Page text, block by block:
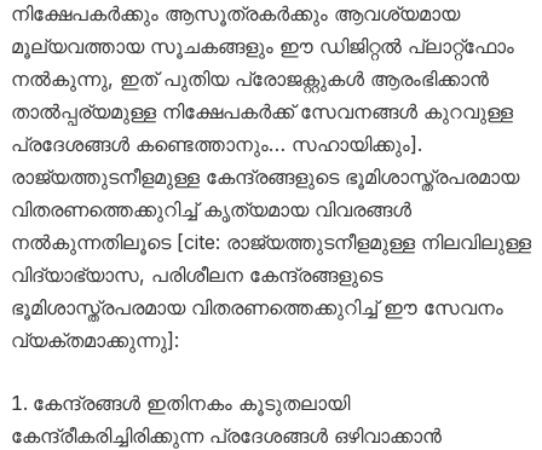
നിക്ഷേപകർക്കും ആസൂത്രകർക്കും ആവശ്യമായ
മൂല്യവത്തായ സൂചകങ്ങളും ഈ ഡിജിറ്റൽ പ്ലാറ്റ്‌ഫോം
നൽകുന്നു, ഇത് പുതിയ പ്രോജക്റ്റുകൾ ആരംഭിക്കാൻ
താൽപ്പര്യമുള്ള നിക്ഷേപകർക്ക് സേവനങ്ങൾ കുറവുള്ള
പ്രദേശങ്ങൾ കണ്ടെത്താനും… സഹായിക്കും].
രാജ്യത്തുടനീളമുള്ള കേന്ദ്രങ്ങളുടെ ഭൂമിശാസ്ത്രപരമായ
വിതരണത്തെക്കുറിച്ച് കൃത്യമായ വിവരങ്ങൾ
നൽകുന്നതിലൂടെ [cite: രാജ്യത്തുടനീളമുള്ള നിലവിലുള്ള
വിദ്യാഭ്യാസ, പരിശീലന കേന്ദ്രങ്ങളുടെ
ഭൂമിശാസ്ത്രപരമായ വിതരണത്തെക്കുറിച്ച് ഈ സേവനം
വ്യക്തമാക്കുന്നു]:
കേന്ദ്രങ്ങൾ ഇതിനകം കൂടുതലായി
കേന്ദ്രീകരിച്ചിരിക്കുന്ന പ്രദേശങ്ങൾ ഒഴിവാക്കാൻ